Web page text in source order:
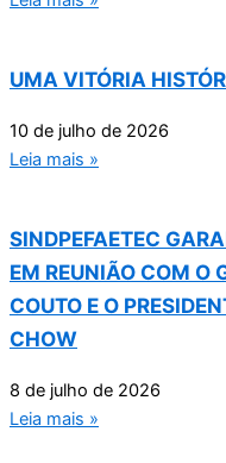
UMA VITÓRIA
10 de julho de 2026
Leia mais »
SINDPEFAETEC
EM REUNIÃO COM O
COUTO E O
CHOW
8 de julho de 2026
Leia mais »